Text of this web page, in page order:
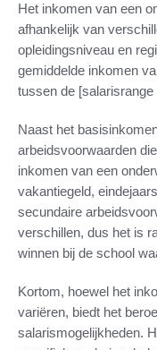
Het inkomen van een
afhankelijk van
opleidingsniveau en
gemiddelde inkomen
tussen de
Naast het
arbeidsvoorwaarden
inkomen van een
vakantiegeld,
secundaire
verschillen, dus het is
winnen bij de school
Kortom, hoewel het
variëren, biedt het
salarismogelijkheden.